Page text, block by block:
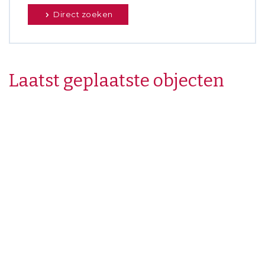
Direct zoeken
Laatst geplaatste objecten